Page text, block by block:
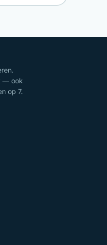
— ook
op 7.